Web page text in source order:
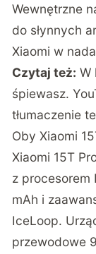
Wewnętrzne
do słynnych
Xiaomi w
Czytaj też: W
śpiewasz.
tłumaczenie
Oby Xiaomi
Xiaomi 15T
z
mAh i
IceLoop.
przewodowe